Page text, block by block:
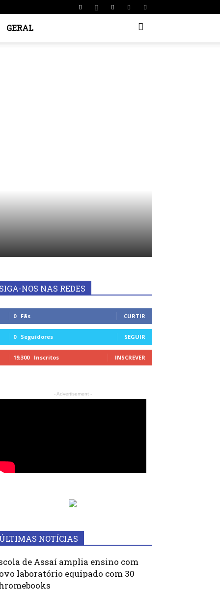
GERAL
SIGA-NOS NAS REDES
0 Fãs CURTIR
0 Seguidores SEGUIR
19,300 Inscritos INSCREVER
- Advertisement -
ÚLTIMAS NOTÍCIAS
de Assaí amplia ensino com
laboratório equipado com 30